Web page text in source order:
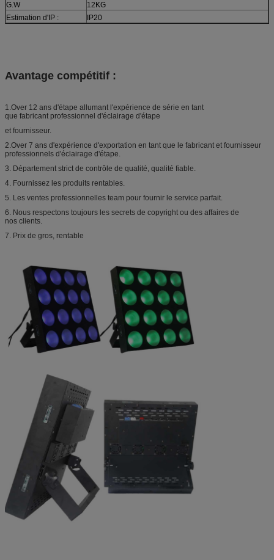
G.W
12KG
Estimation d'IP :
IP20
Avantage compétitif :
1.Over 12 ans d'étape allumant l'expérience de série en tant
que fabricant professionnel d'éclairage d'étape
et fournisseur.
2.Over 7 ans d'expérience d'exportation en tant que le fabricant et fournisseur
professionnels d'éclairage d'étape.
3. Département strict de contrôle de qualité, qualité fiable.
4. Fournissez les produits rentables.
5. Les ventes professionnelles team pour fournir le service parfait.
6. Nous respectons toujours les secrets de copyright ou des affaires de
nos clients.
7. Prix de gros, rentable